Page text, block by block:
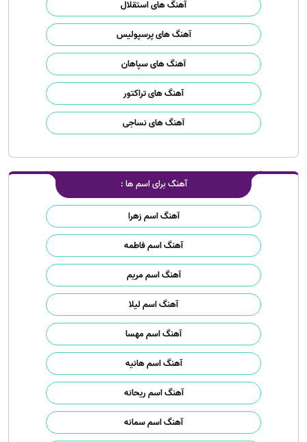
آهنگ های استقلال
آهنگ های پرسپولیس
آهنگ های سپاهان
آهنگ های تراکتور
آهنگ های نساجی
آهنگ برای اسم ها :
آهنگ اسم زهرا
آهنگ اسم فاطمه
آهنگ اسم مریم
آهنگ اسم لیلا
آهنگ اسم مهسا
آهنگ اسم هانیه
آهنگ اسم ریحانه
آهنگ اسم سمانه